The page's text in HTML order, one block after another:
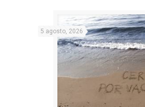
5 agosto, 2026